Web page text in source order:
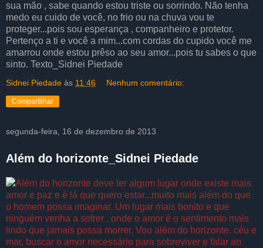
sua mão , sabe quando estou triste ou sorrindo. Não tenha
medo eu cuido de você, no frio ou na chuva vou te
proteger...pois sou esperança , companheiro e protetor.
Pertenço a ti e você a mim...com cordas do cupido você me
amarrou onde estou prêso ao seu amor...pois tu sabes o que
sinto. Texto_Sidnei Piedade
Sidnei Piedade às 11:46 Nenhum comentário:
Compartilhar
segunda-feira, 16 de dezembro de 2013
Além do horizonte_Sidnei Piedade
Além do horizonte deve ter algum lugar onde existe mais
amor e paz e é lá que quero estar...muito mais além do que
o homem possa imaginar. Um lugar mais bonito e que
ninguém venha a sofrer , onde o amor é o sentimento mais
lindo que jamais possa morrer. Vou além do horizonte, céu e
mar, buscar o amor necessário para sobreviver e falar ao